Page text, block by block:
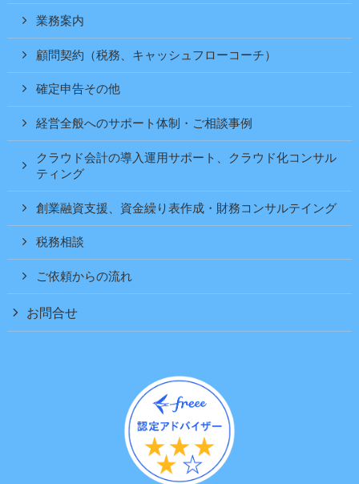
業務案内
顧問契約（税務、キャッシュフローコーチ）
確定申告その他
経営全般へのサポート体制・ご相談事例
クラウド会計の導入運用サポート、クラウド化コンサル
ティング
創業融資支援、資金繰り表作成・財務コンサルテイング
税務相談
ご依頼からの流れ
お問合せ